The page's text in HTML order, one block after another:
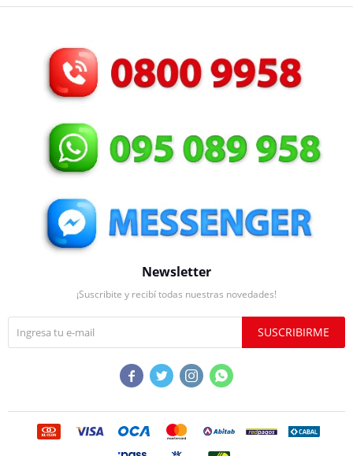
Newsletter
¡Suscribite y recibí todas nuestras novedades!
SUSCRIBIRME
   